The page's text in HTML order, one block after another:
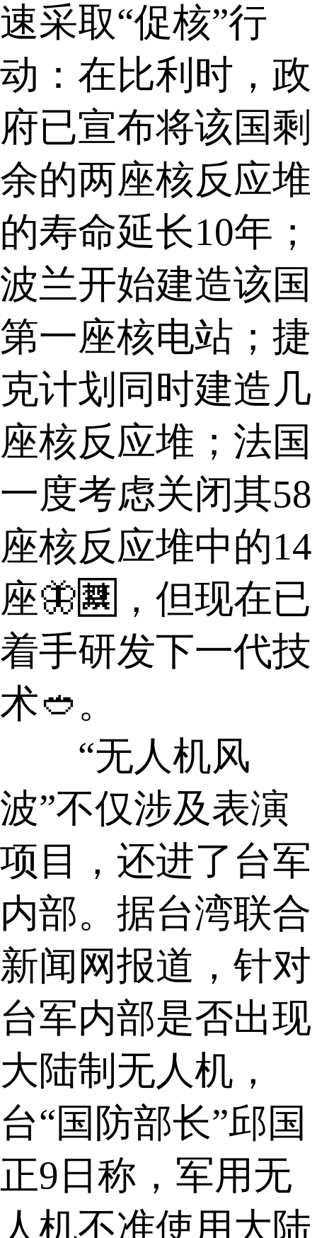
速采取“促核”行
动：在比利时，政
府已宣布将该国剩
余的两座核反应堆
的寿命延长10年；
波兰开始建造该国
第一座核电站；捷
克计划同时建造几
座核反应堆；法国
一度考虑关闭其58
座核反应堆中的14
座🦋🈲，但现在已
着手研发下一代技
术🥙。
“无人机风
波”不仅涉及表演
项目，还进了台军
内部。据台湾联合
新闻网报道，针对
台军内部是否出现
大陆制无人机，
台“国防部长”邱国
正9日称，军用无
人机不准使用大陆